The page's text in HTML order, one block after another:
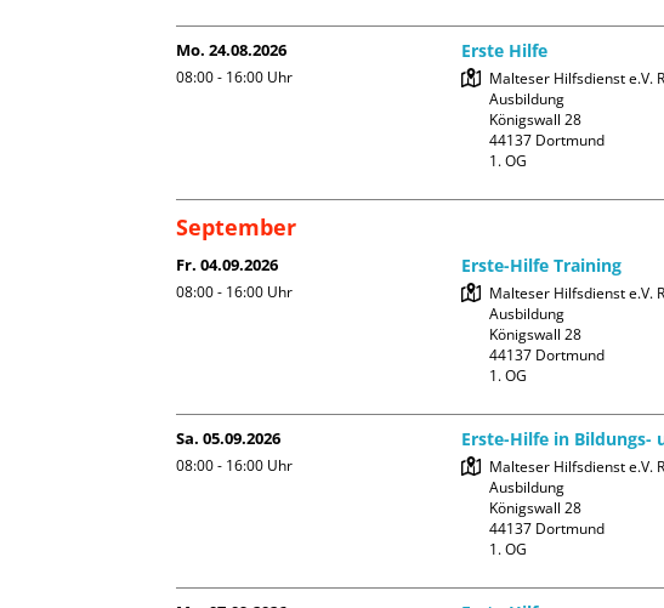
Mo. 24.08.2026
08:00 - 16:00 Uhr
Erste Hilfe
Malteser Hilfsdienst e.V.
Ausbildung
Königswall 28
44137 Dortmund
1. OG
September
Fr. 04.09.2026
08:00 - 16:00 Uhr
Erste-Hilfe Training
Malteser Hilfsdienst e.V.
Ausbildung
Königswall 28
44137 Dortmund
1. OG
Sa. 05.09.2026
08:00 - 16:00 Uhr
Erste-Hilfe in Bildungs-
Malteser Hilfsdienst e.V.
Ausbildung
Königswall 28
44137 Dortmund
1. OG